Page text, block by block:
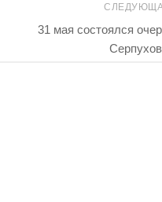
31 мая состоялся